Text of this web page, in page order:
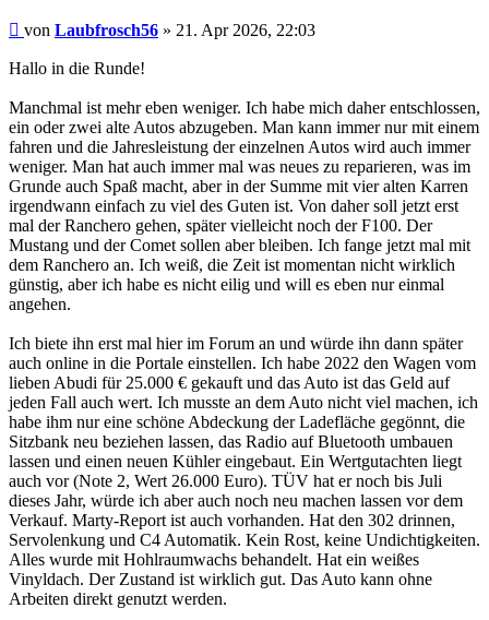
Beitrag
von Laubfrosch56 » 21. Apr 2026, 22:03
Hallo in die Runde!
Manchmal ist mehr eben weniger. Ich habe mich daher entschlossen,
ein oder zwei alte Autos abzugeben. Man kann immer nur mit einem
fahren und die Jahresleistung der einzelnen Autos wird auch immer
weniger. Man hat auch immer mal was neues zu reparieren, was im
Grunde auch Spaß macht, aber in der Summe mit vier alten Karren
irgendwann einfach zu viel des Guten ist. Von daher soll jetzt erst
mal der Ranchero gehen, später vielleicht noch der F100. Der
Mustang und der Comet sollen aber bleiben. Ich fange jetzt mal mit
dem Ranchero an. Ich weiß, die Zeit ist momentan nicht wirklich
günstig, aber ich habe es nicht eilig und will es eben nur einmal
angehen.
Ich biete ihn erst mal hier im Forum an und würde ihn dann später
auch online in die Portale einstellen. Ich habe 2022 den Wagen vom
lieben Abudi für 25.000 € gekauft und das Auto ist das Geld auf
jeden Fall auch wert. Ich musste an dem Auto nicht viel machen, ich
habe ihm nur eine schöne Abdeckung der Ladefläche gegönnt, die
Sitzbank neu beziehen lassen, das Radio auf Bluetooth umbauen
lassen und einen neuen Kühler eingebaut. Ein Wertgutachten liegt
auch vor (Note 2, Wert 26.000 Euro). TÜV hat er noch bis Juli
dieses Jahr, würde ich aber auch noch neu machen lassen vor dem
Verkauf. Marty-Report ist auch vorhanden. Hat den 302 drinnen,
Servolenkung und C4 Automatik. Kein Rost, keine Undichtigkeiten.
Alles wurde mit Hohlraumwachs behandelt. Hat ein weißes
Vinyldach. Der Zustand ist wirklich gut. Das Auto kann ohne
Arbeiten direkt genutzt werden.